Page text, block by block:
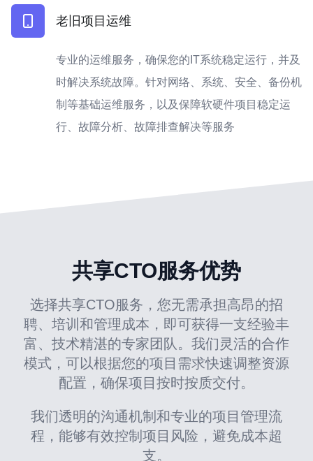
老旧项目运维
专业的运维服务，确保您的IT系统稳定运行，并及
时解决系统故障。针对网络、系统、安全、备份机
制等基础运维服务，以及保障软硬件项目稳定运
行、故障分析、故障排查解决等服务
共享CTO服务优势
选择共享CTO服务，您无需承担高昂的招
聘、培训和管理成本，即可获得一支经验丰
富、技术精湛的专家团队。我们灵活的合作
模式，可以根据您的项目需求快速调整资源
配置，确保项目按时按质交付。
我们透明的沟通机制和专业的项目管理流
程，能够有效控制项目风险，避免成本超
支。